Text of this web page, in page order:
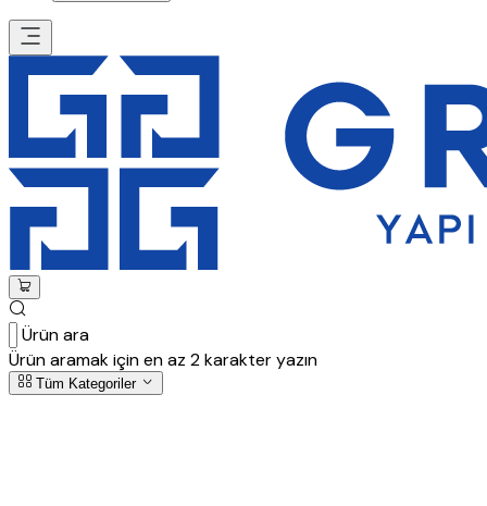
Ürün ara
Ürün aramak için en az 2 karakter yazın
Tüm Kategoriler